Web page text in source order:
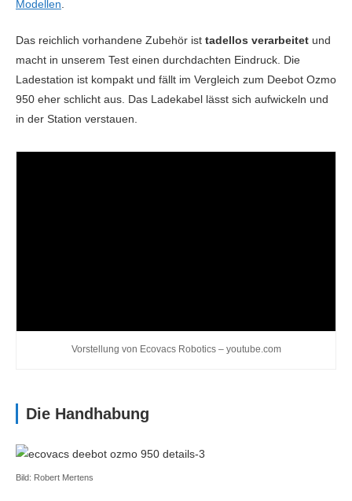
Wassertankkapazität (ml) 200
Funktionen
App-Funktionen
Interaktive Karte
Selektive Reinigung
Modellen
Das reichlich vorhandene Zubehör ist tadellos verarbeitet und
macht in unserem Test einen durchdachten Eindruck. Die
Ladestation ist kompakt und fällt im Vergleich zum Deebot Ozmo
950 eher schlicht aus. Das Ladekabel lässt sich aufwickeln und
in der Station verstauen.
Vorstellung von Ecovacs Robotics – youtube.com
Die Handhabung
Bild: Robert Mertens